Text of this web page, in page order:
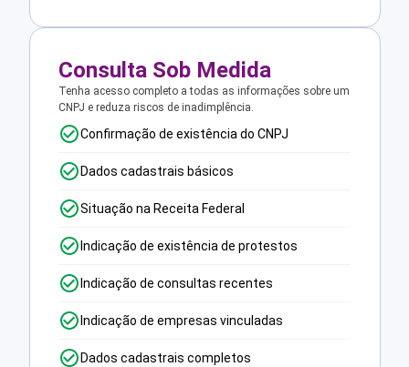
Consulta Sob Medida
Tenha acesso completo a todas as informações sobre um
CNPJ e reduza riscos de inadimplência.
Confirmação de existência do CNPJ
Dados cadastrais básicos
Situação na Receita Federal
Indicação de existência de protestos
Indicação de consultas recentes
Indicação de empresas vinculadas
Dados cadastrais completos